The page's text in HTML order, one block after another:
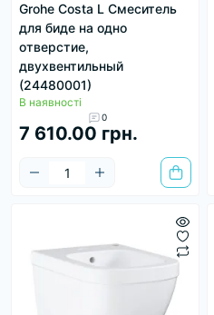
Grohe Costa L Смеситель
для биде на одно
отверстие,
двухвентильный
(24480001)
В наявності
0
7 610.00 грн.